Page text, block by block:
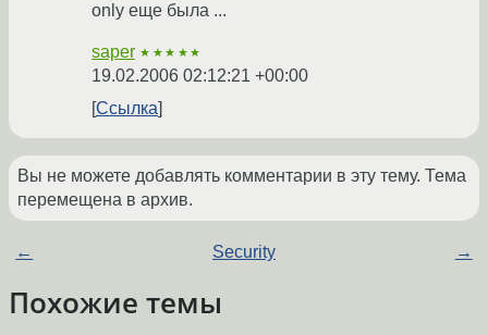
only еще была ...
saper ★★★★★
19.02.2006 02:12:21 +00:00
Ссылка
Вы не можете добавлять комментарии в эту тему. Тема
перемещена в архив.
← Security →
Похожие темы